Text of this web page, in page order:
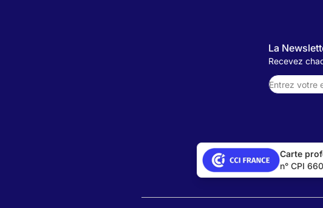
La
Recevez
Carte
n° CPI